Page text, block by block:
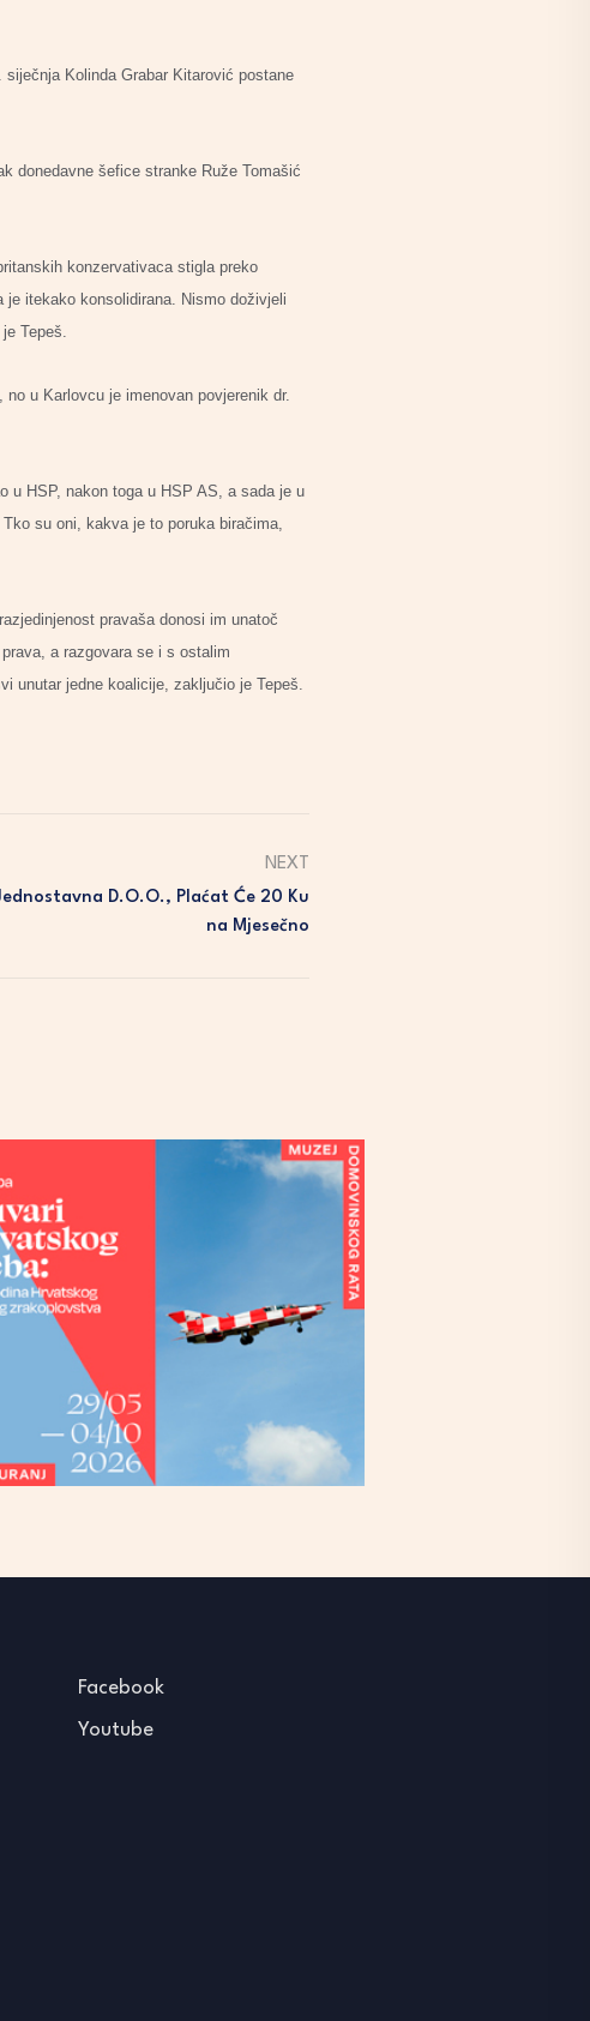
Kolinda Grabar Kitarović postane
donedavne šefice stranke Ruže Tomašić
konzervativaca stigla preko
itekako konsolidirana. Nismo doživjeli
Tepeš.
u Karlovcu je imenovan povjerenik dr.
u HSP, nakon toga u HSP AS, a sada je u
su oni, kakva je to poruka biračima,
pravaša donosi im unatoč
a razgovara se i s ostalim
unutar jedne koalicije, zaključio je Tepeš.
NEXT
D.o.o., Plaćat Će 20 Ku
Na Mjesečno
Facebook
Youtube